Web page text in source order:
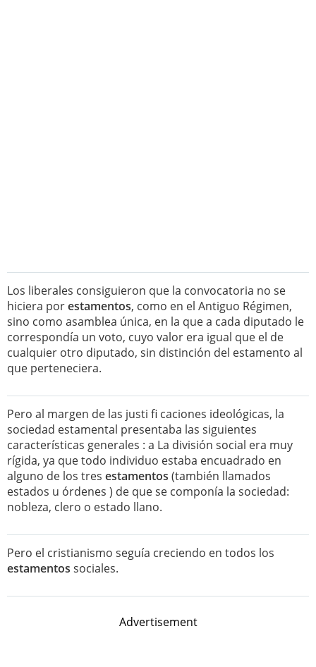
Los liberales consiguieron que la convocatoria no se
hiciera porestamentos, como en el Antiguo Régimen,
sino como asamblea única, en la que a cada diputado le
correspondía un voto, cuyo valor era igual que el de
cualquier otro diputado, sin distinción del estamento al
que perteneciera.
Pero al margen de las justi fi caciones ideológicas, la
sociedad estamental presentaba las siguientes
características generales : a La división social era muy
rígida, ya que todo individuo estaba encuadrado en
alguno de los tres estamentos (también llamados
estados u órdenes ) de que se componía la sociedad:
nobleza, clero o estado llano.
Pero el cristianismo seguía creciendo en todos los
estamentos sociales.
Advertisement